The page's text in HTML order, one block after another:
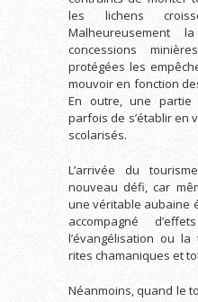
les lichens
Malheureusement
concessions
protégées les
mouvoir en fonction
En outre, une partie
parfois de s’établir en
scolarisés.
L’arrivée du
nouveau défi, car
une véritable aubaine
accompagné
l’évangélisation ou
rites chamaniques et
Néanmoins, quand le